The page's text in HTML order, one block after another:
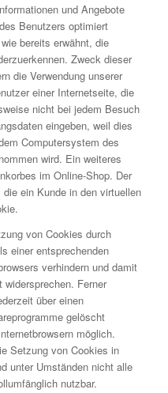
und Angebote
Benutzers optimiert
bereits erwähnt, die
Zweck dieser
die Verwendung unserer
einer Internetseite, die
nicht bei jedem Besuch
eingeben, weil dies
Computersystem des
wird. Ein weiteres
im Online-Shop. Der
ein Kunde in den virtuellen
von Cookies durch
einer entsprechenden
verhindern und damit
Ferner
über einen
gelöscht
möglich.
Setzung von Cookies in
unter Umständen nicht alle
nutzbar.